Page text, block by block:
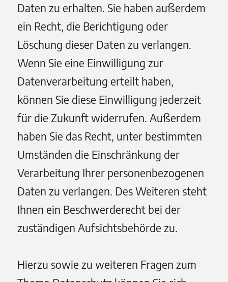
Daten zu erhalten. Sie haben außerdem
ein Recht, die Berichtigung oder
Löschung dieser Daten zu verlangen.
Wenn Sie eine Einwilligung zur
Datenverarbeitung erteilt haben,
können Sie diese Einwilligung jederzeit
für die Zukunft widerrufen. Außerdem
haben Sie das Recht, unter bestimmten
Umständen die Einschränkung der
Verarbeitung Ihrer personenbezogenen
Daten zu verlangen. Des Weiteren steht
Ihnen ein Beschwerderecht bei der
zuständigen Aufsichtsbehörde zu.
Hierzu sowie zu weiteren Fragen zum